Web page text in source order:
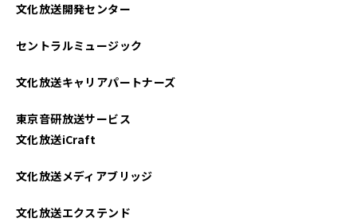
文化放送開発センター
セントラルミュージック
文化放送キャリアパートナーズ
東京音研放送サービス
文化放送iCraft
文化放送メディアブリッジ
文化放送エクステンド